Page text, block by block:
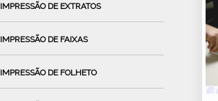
IMPRESSÃO DE EXTRATOS
IMPRESSÃO DE FAIXAS
IMPRESSÃO DE FOLHETO